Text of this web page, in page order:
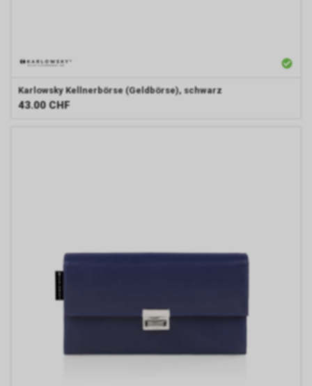
Karlowsky Kellnerbörse (Geldbörse), schwarz
43.00 CHF